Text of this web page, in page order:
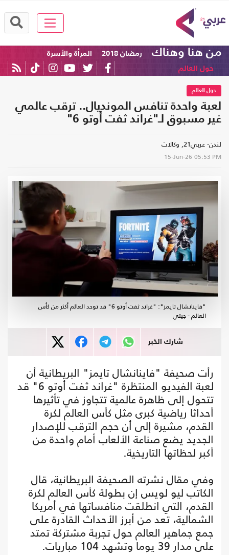
من هنا وهناك رمضان 2018
المرأة والأسرة
حول العالم
حول العالم
لعبة واحدة تنافس المونديال.. ترقب عالمي
غير مسبوق لـ"غراند ثفت أوتو 6"
لندن- عربي21, وكالات
15-Jun-26 05:53 PM
"فاينانشال تايمز": "غراند ثفت أوتو 6" قد توحد العالم أكثر من كأس
العالم - جيتي
شارك الخبر
رأت صحيفة "فاينانشال تايمز" البريطانية أن
لعبة الفيديو المنتظرة "غراند ثفت أوتو 6" قد
تتحول إلى ظاهرة عالمية تتجاوز في تأثيرها
أحداثا رياضية كبرى مثل كأس العالم لكرة
القدم، مشيرة إلى أن حجم الترقب للإصدار
الجديد يضع صناعة الألعاب أمام واحدة من
أكبر لحظاتها التاريخية.
وفي مقال نشرته الصحيفة البريطانية، قال
الكاتب ليو لويس إن بطولة كأس العالم لكرة
القدم، التي انطلقت منافساتها في أمريكا
الشمالية، تعد من أبرز الأحداث القادرة على
جمع جماهير العالم حول تجربة مشتركة تمتد
على مدار 39 يوما وتشهد 104 مباريات.